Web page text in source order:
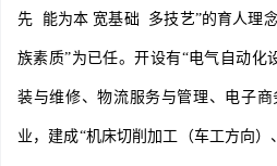
先 能为本 宽基础 多技艺”的育人理
族素质”为已任。开设有“电气自动化
装与维修、物流服务与管理、电子
业，建成“机床切削加工（车工方向